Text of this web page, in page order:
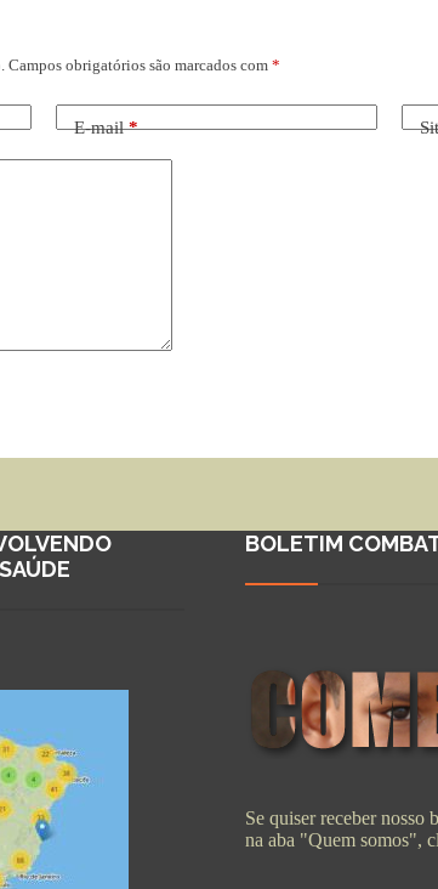
Campos obrigatórios são marcados com *
E-mail*
BOLETIM
Se quiser receber nosso
na aba "Quem somos",